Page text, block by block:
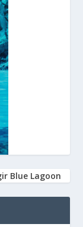
Blue Lagoon